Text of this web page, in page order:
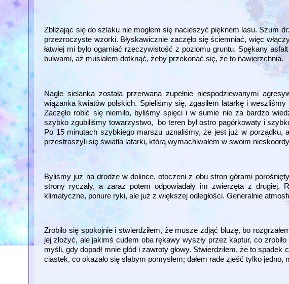
Zbliżając się do szlaku nie mogłem się nacieszyć pięknem lasu. Szum
przezroczyste wzorki. Błyskawicznie zaczęło się ściemniać, więc
łatwiej mi było ogarniać rzeczywistość z poziomu gruntu. Spękany
bulwami, aż musiałem dotknąć, żeby przekonać się, że to nawierzchnia.
Nagle sielanka została przerwana zupełnie niespodziewanymi
wiązanka kwiatów polskich. Spieliśmy się, zgasiłem latarkę i
Zaczęło robić się niemiło, byliśmy spięci i w sumie nie za bardzo
szybko zgubiliśmy towarzystwo, bo teren był ostro pagórkowaty i
Po 15 minutach szybkiego marszu uznaliśmy, że jest już w
przestraszyli się światła latarki, którą wymachiwałem w swoim
Byliśmy już na drodze w dolince, otoczeni z obu stron górami
strony ryczały, a zaraz potem odpowiadały im zwierzęta z
klimatyczne, ponure ryki, ale już z większej odległości. Generalnie
Zrobiło się spokojnie i stwierdziłem, że musze zdjąć bluzę, bo
jej złożyć, ale jakimś cudem oba rękawy wyszły przez kaptur, co
myśli, gdy dopadł mnie głód i zawroty głowy. Stwierdziłem, że to
ciastek, co okazało się słabym pomysłem; dałem rade zjeść tylko jedno,